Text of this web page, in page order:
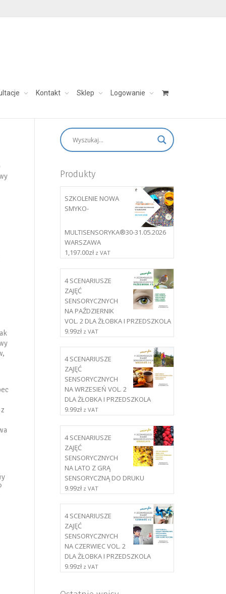
Kontakt Sklep Logowanie
skontaktuj się: aleksandra@charezinska.pl
Produkty
SZKOLENIE NOWA
SMYKO-
MULTISENSORYKA®30-31.05.2026
WARSZAWA
1,197.00zł z VAT
4 SCENARIUSZE
ZAJĘĆ
SENSORYCZNYCH
NA PAŹDZIERNIK
VOL. 2 DLA ŻŁOBKA I PRZEDSZKOLA
9.99zł z VAT
4 SCENARIUSZE
ZAJĘĆ
SENSORYCZNYCH
NA WRZESIEŃ VOL. 2
DLA ŻŁOBKA I PRZEDSZKOLA
9.99zł z VAT
4 SCENARIUSZE
ZAJĘĆ
SENSORYCZNYCH
NA LATO Z GRĄ
SENSORYCZNĄ DO DRUKU
9.99zł z VAT
4 SCENARIUSZE
ZAJĘĆ
SENSORYCZNYCH
NA CZERWIEC VOL. 2
DLA ŻŁOBKA I PRZEDSZKOLA
9.99zł z VAT